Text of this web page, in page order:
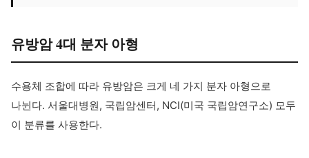
유방암 4대 분자 아형
수용체 조합에 따라 유방암은 크게 네 가지 분자 아형으로
나뉜다. 서울대병원, 국립암센터, NCI(미국 국립암연구소) 모두
이 분류를 사용한다.